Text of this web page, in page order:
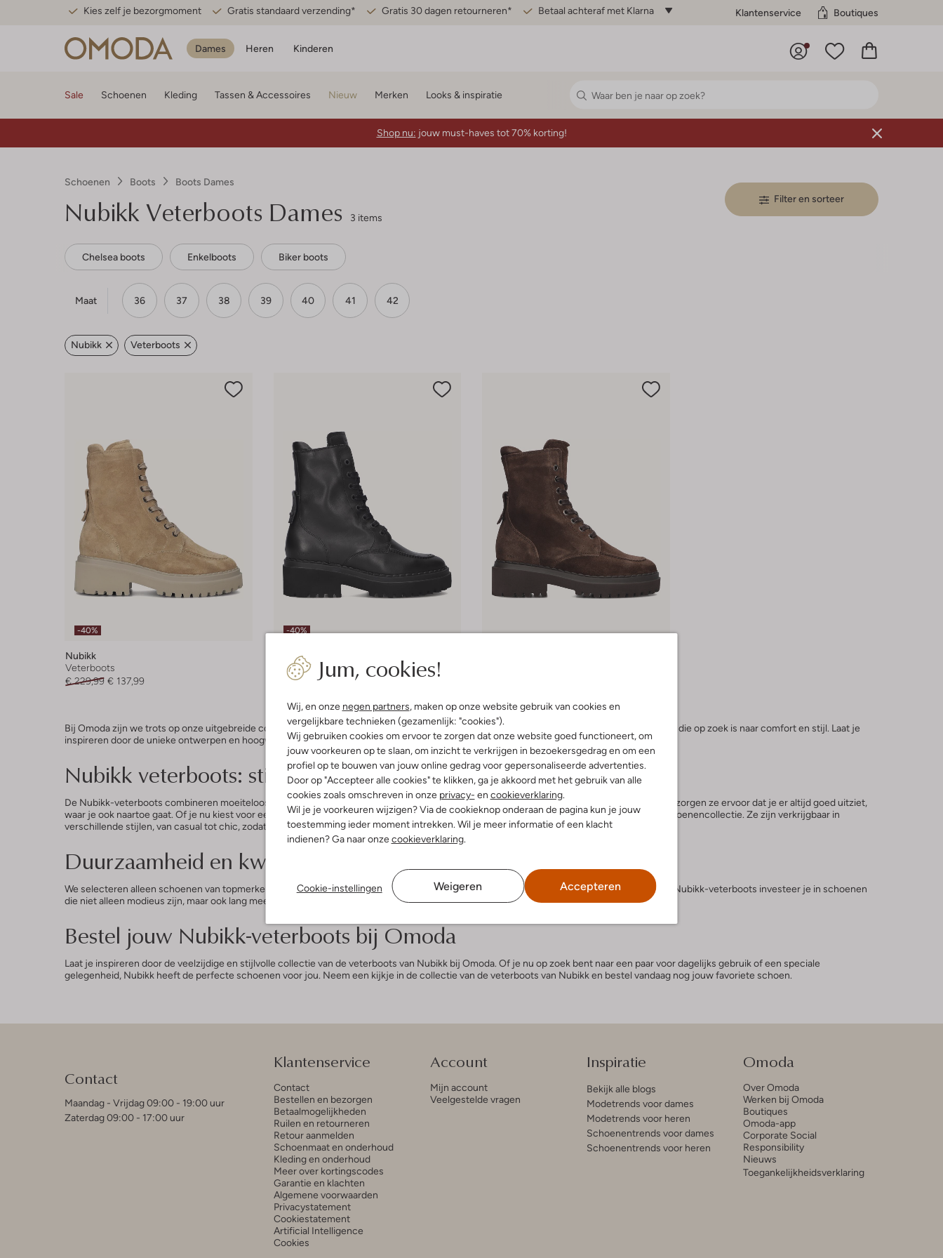
Kies zelf je bezorgmoment Gratis standaard verzending* Gratis 30 dagen retourneren* Betaal achteraf met Klarna Klantenservice Boutiques
Dames Heren Kinderen
Jum, cookies!
Wij, en onze negen partners, maken op onze website gebruik van cookies en
vergelijkbare technieken (gezamenlijk: "cookies").
Wij gebruiken cookies om ervoor te zorgen dat onze website goed functioneert, om
jouw voorkeuren op te slaan, om inzicht te verkrijgen in bezoekersgedrag en om een
profiel op te bouwen van jouw online gedrag voor gepersonaliseerde advertenties.
Door op "Accepteer alle cookies" te klikken, ga je akkoord met het gebruik van alle
cookies zoals omschreven in onze privacy- en cookieverklaring.
Wil je je voorkeuren wijzigen? Via de cookieknop onderaan de pagina kun je jouw
toestemming ieder moment intrekken. Wil je meer informatie of een klacht
indienen? Ga naar onzecookieverklaring.
Cookie-instellingen Weigeren Accepteren
Sale Schoenen Kleding Tassen & Accessoires Nieuw Merken Looks & inspiratie
Shop nu: jouw must-haves tot 70% korting!
Schoenen Boots Boots Dames
Nubikk Veterboots Dames 3 items
Filter en sorteer
Chelsea boots Enkelboots Biker boots
Maat 36 37 38 39 40 41 42
Nubikk Veterboots
-40%
Nubikk
Veterboots
€ 229,99 € 137,99
-40%
Nubikk
Veterboots
€ 229,95
€ 137,99
Bij Omoda zijn we trots op onze uitgebreide collectie Nubikk-veterboots. Deze trendy schoenen zijn een asbolute
voor iedereen die op zoek is naar comfort en stijl. Laat je
inspireren door de unieke ontwerpen en hoogwaardige kwaliteit van Nubbik.
Nubikk veterboots: stijlvol en comfortabel
De Nubikk-veterboots combineren moeiteloos stijl met comfort. Gemaakt van hoogwaardige matieralen, bieden ze de perfecte pasvorm en zorgen ze ervoor dat je er altijd goed uitziet,
waar je ook naartoe gaat. Of je nu kiest voor een klassiek of uniek ontwerp, de veterboots van Nubbik zijn een tijdloze aanvulling op jouw schoenencollectie. Ze zijn verkrijgbaar in
verschillende stijlen, van casual tot chic, zodat je altijd een paar kunt vinden dat perfect bij jouw look past.
Duurzaamheid en kwaliteit: onze Nubikk-veterboots
We selecteren alleen schoenen van topmerken zoals Nubbik, omdat we bij Omoda veel waarde hechten aan duurzaamheid en kwalteit. Met Nubikk-veterboots investeer je in schoenen
die niet alleen modieus zijn, maar ook lang meegaan.
Bestel jouw Nubikk-veterboots bij Omoda
Laat je inspireren door de veelzijdige en stijlvolle collectie van de veterboots van Nubikk bij Omoda. Of je nu op zoek bent naar een paar voor dagelijks gebruik of een speciale
gelegenheid, Nubikk heeft de perfecte schoenen voor jou. Neem een kijkje in de collectie van de veterboots van Nubikk en bestel vandaag nog jouw favoriete schoen.
Contact
Maandag - Vrijdag 09:00 - 19:00 uur
Zaterdag 09:00 - 17:00 uur
Klantenservice
Contact
Bestellen en bezorgen
Betaalmogelijkheden
Ruilen en retourneren
Retour aanmelden
Schoenmaat en onderhoud
Kleding en onderhoud
Meer over kortingscodes
Garantie en klachten
Algemene voorwaarden
Privacystatement
Cookiestatement
Artificial Intelligence
Cookies
Account
Mijn account
Veelgestelde vragen
Inspiratie
Bekijk alle blogs
Modetrends voor dames
Modetrends voor heren
Schoenentrends voor dames
Schoenentrends voor heren
Omoda
Over Omoda
Werken bij Omoda
Boutiques
Omoda-app
Corporate Social
Responsibility
Nieuws
Toegankelijkheidsverklaring